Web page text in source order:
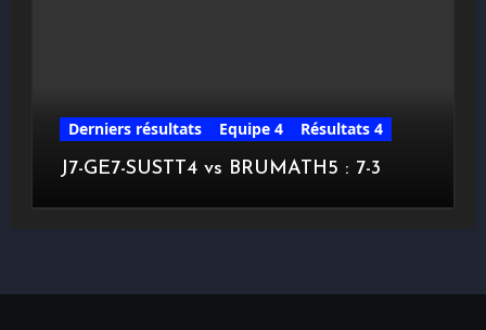
Derniers résultats Equipe 4
Résultats 4
J7-GE7-SUSTT4 vs BRUMATH5 : 7-3